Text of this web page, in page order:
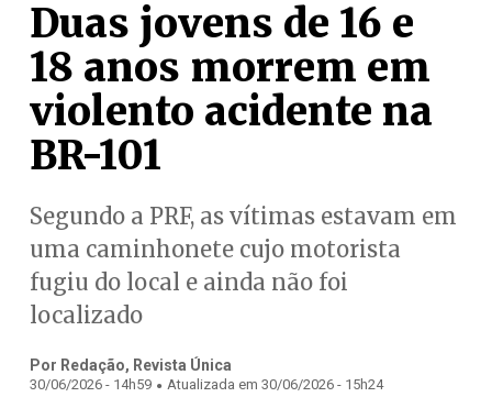
Duas jovens de 16 e
18 anos morrem em
violento acidente na
BR-101
Segundo a PRF, as vítimas estavam em
uma caminhonete cujo motorista
fugiu do local e ainda não foi
localizado
Por Redação, Revista Única
30/06/2026 - 14h59 . Atualizada em 30/06/2026 - 15h24